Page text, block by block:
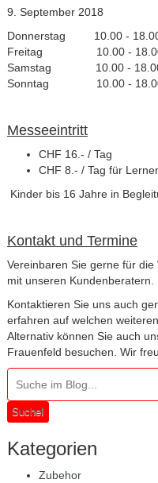
9. September 2018
Donnerstag 10.00 -
Freitag 10.00 - 18.00
Samstag 10.00 -
Sonntag 10.00 -
Messeeintritt
CHF 16.- / Tag
CHF 8.- / Tag für
Kinder bis 16 Jahre in
Kontakt und Termine
Vereinbaren Sie gerne für
mit unseren Kundenberatern.
Kontaktieren Sie uns auch
erfahren auf welchen
Alternativ können Sie auch
Frauenfeld besuchen. Wir
Suche!
Kategorien
Zubehor